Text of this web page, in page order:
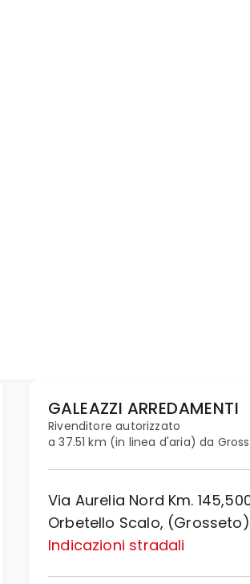
GALEAZZI ARREDAMENTI
Rivenditore autorizzato
a 37.51 km (in linea d'aria) da
Via Aurelia Nord Km.
Orbetello Scalo, (Grosseto)
Indicazioni stradali